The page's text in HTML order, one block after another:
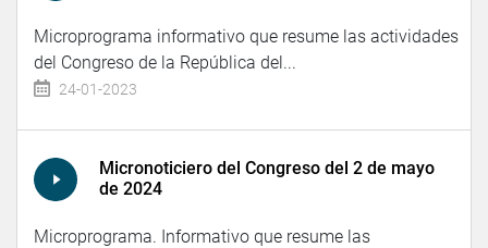
Microprograma informativo que resume las actividades
del Congreso de la República del...
24-01-2023
Micronoticiero del Congreso del 2 de mayo
de 2024
Microprograma. Informativo que resume las